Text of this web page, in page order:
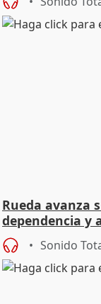
Rueda avanza
dependencia y
vivienda
Sonido